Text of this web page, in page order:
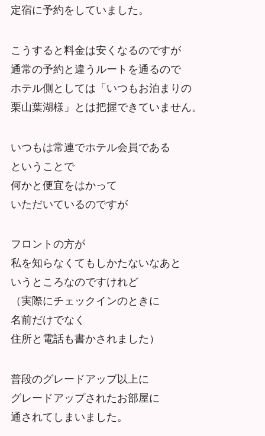
定宿に予約をしていました。
こうすると料金は安くなるのですが
通常の予約と違うルートを通るので
ホテル側としては「いつもお泊まりの
栗山葉湖様」とは把握できていません。
いつもは常連でホテル会員である
ということで
何かと便宜をはかって
いただいているのですが
フロントの方が
私を知らなくてもしかたないなあと
いうところなのですけれど
（実際にチェックインのときに
名前だけでなく
住所と電話も書かされました）
普段のグレードアップ以上に
グレードアップされたお部屋に
通されてしまいました。